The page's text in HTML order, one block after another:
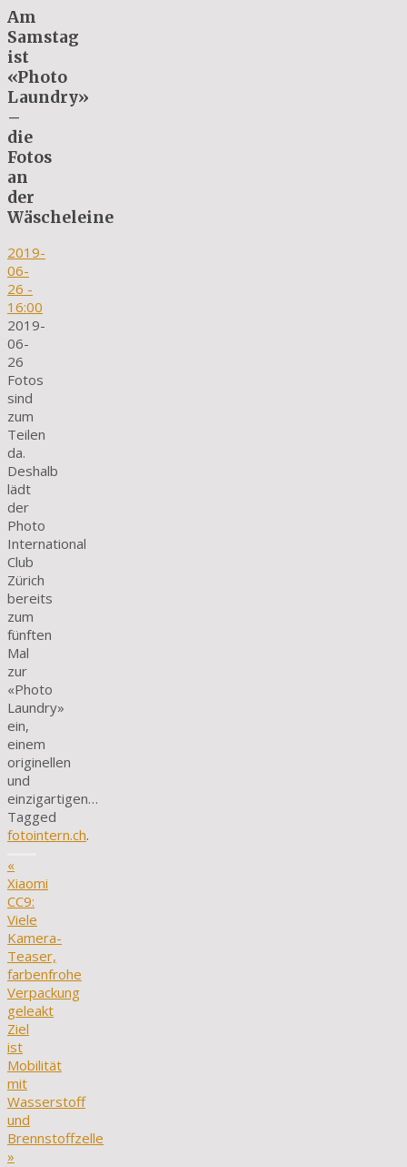
Am
Samstag
ist
«Photo
Laundry»
–
die
Fotos
an
der
Wäscheleine
2019-
06-
26 -
16:00
2019-
06-
26
Fotos
sind
zum
Teilen
da.
Deshalb
lädt
der
Photo
International
Club
Zürich
bereits
zum
fünften
Mal
zur
«Photo
Laundry»
ein,
einem
originellen
und
einzigartigen…
Tagged
fotointern.ch.
«
Xiaomi
CC9:
Viele
Kamera-
Teaser,
farbenfrohe
Verpackung
geleakt
Ziel
ist
Mobilität
mit
Wasserstoff
und
Brennstoffzelle
»